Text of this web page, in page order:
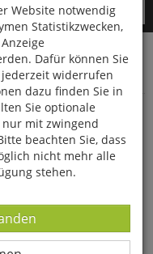
& Spaß
Website notwendig
Statistikzwecken,
Dafür können Sie
widerrufen
dazu finden Sie in
Sie optionale
nur mit zwingend
beachten Sie, dass
nicht mehr alle
stehen.
-